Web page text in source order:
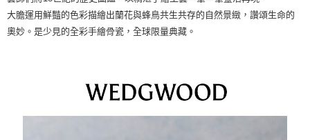
大膽運用鮮豔的色彩描繪出蘭花與蜂鳥共生共存的自然景緻，讚頌生命的
奧妙。是少見的全彩手繪骨瓷，全球限量典藏。